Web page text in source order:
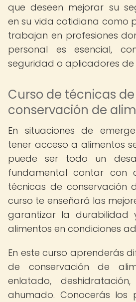
que deseen mejorar su
en su vida cotidiana como
trabajan en profesiones
personal es esencial,
seguridad o aplicadores de
Curso de técnicas de
conservación de
En situaciones de
tener acceso a alimentos
puede ser todo un
fundamental contar con
técnicas de conservación
curso te enseñará las
garantizar la durabilidad
alimentos en condiciones
En este curso aprenderás
de conservación de
enlatado,
ahumado. Conocerás los